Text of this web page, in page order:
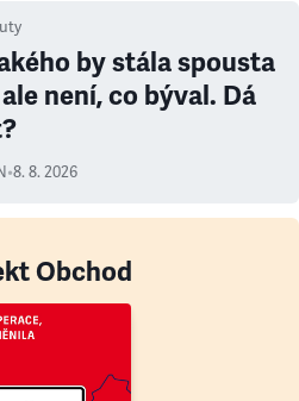
by stála spousta
není, co býval. Dá
•8. 8. 2026
Obchod